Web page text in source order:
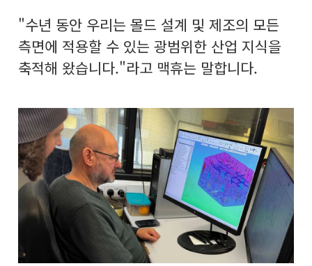
"수년 동안 우리는 몰드 설계 및 제조의 모든
측면에 적용할 수 있는 광범위한 산업 지식을
축적해 왔습니다."라고 맥휴는 말합니다.